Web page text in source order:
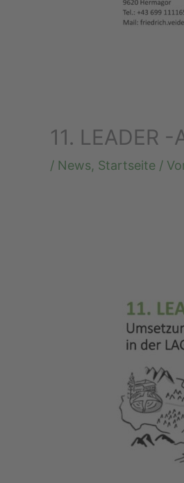
11. LEADER
/ News, Startseite /